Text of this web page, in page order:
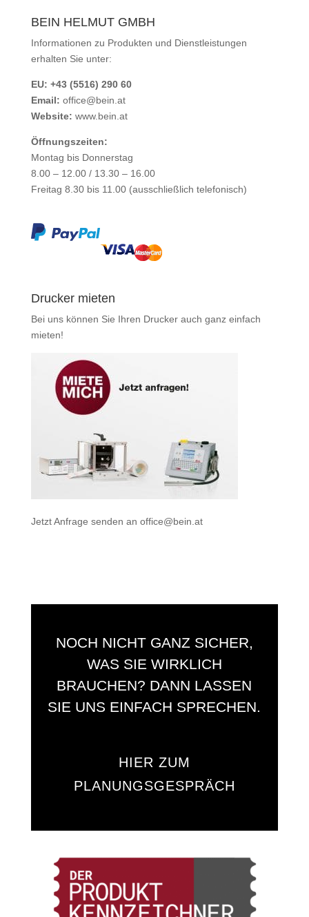
BEIN HELMUT GMBH
Informationen zu Produkten und Dienstleistungen
erhalten Sie unter:
EU: +43 (5516) 290 60
Email: office@bein.at
Website: www.bein.at
Öffnungszeiten:
Montag bis Donnerstag
8.00 – 12.00 / 13.30 – 16.00
Freitag 8.30 bis 11.00 (ausschließlich telefonisch)
Drucker mieten
Bei uns können Sie Ihren Drucker auch ganz einfach
mieten!
Jetzt Anfrage senden an office@bein.at
NOCH NICHT GANZ SICHER,
WAS SIE WIRKLICH
BRAUCHEN? DANN LASSEN
SIE UNS EINFACH SPRECHEN.
HIER ZUM
PLANUNGSGESPRÄCH